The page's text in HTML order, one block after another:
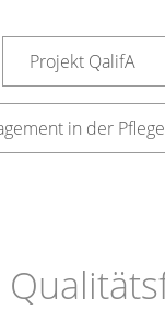
Projekt QalifA
in der Pflege